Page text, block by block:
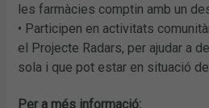
les farmàcies comptin amb un
• Participen en activitats
el Projecte Radars, per ajudar a
sola i que pot estar en situació de
Per a més informació: